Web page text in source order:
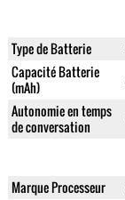
Type de Batterie
Capacité Batterie
(mAh)
Autonomie en temps
de conversation
Marque Processeur